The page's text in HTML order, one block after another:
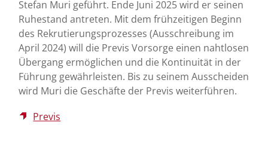
Stefan Muri geführt. Ende Juni 2025 wird er seinen
Ruhestand antreten. Mit dem frühzeitigen Beginn
des Rekrutierungsprozesses (Ausschreibung im
April 2024) will die Previs Vorsorge einen nahtlosen
Übergang ermöglichen und die Kontinuität in der
Führung gewährleisten. Bis zu seinem Ausscheiden
wird Muri die Geschäfte der Previs weiterführen.
Previs